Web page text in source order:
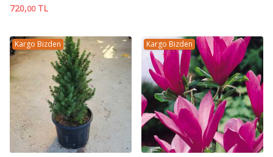
720,00TL
Kargo Bizden Kargo Bizden